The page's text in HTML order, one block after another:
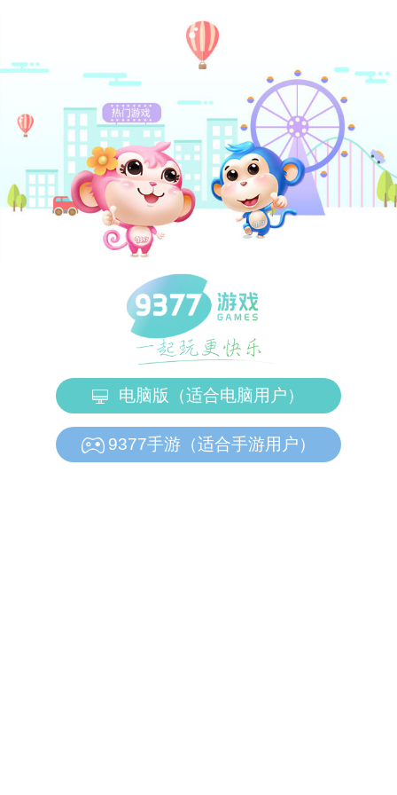
电脑版（适合电脑用户）
9377手游（适合手游用户）